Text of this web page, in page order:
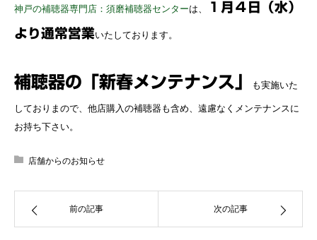
神戸の補聴器専門店：須磨補聴器センターは、 １月４日（水）
より通常営業いたしております。
補聴器の「新春メンテナンス」 も実施いた
しておりまので、他店購入の補聴器も含め、遠慮なくメンテナンスに
お持ち下さい。
店舗からのお知らせ
前の記事 次の記事